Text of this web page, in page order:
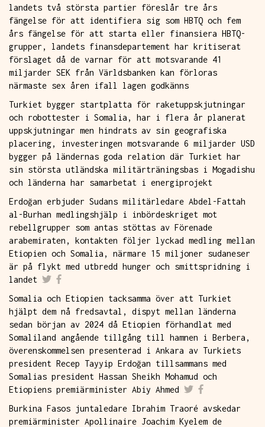
landets två största partier föreslår tre års
fängelse för att identifiera sig som HBTQ och fem
års fängelse för att starta eller finansiera HBTQ-
grupper, landets finansdepartement har kritiserat
förslaget då de varnar för att motsvarande 41
miljarder SEK från Världsbanken kan förloras
närmaste sex åren ifall lagen godkänns
Turkiet bygger startplatta för raketuppskjutningar
och robottester i Somalia, har i flera år planerat
uppskjutningar men hindrats av sin geografiska
placering, investeringen motsvarande 6 miljarder USD
bygger på ländernas goda relation där Turkiet har
sin största utländska militärträningsbas i Mogadishu
och länderna har samarbetat i energiprojekt
Erdoğan erbjuder Sudans militärledare Abdel-Fattah
al-Burhan medlingshjälp i inbördeskriget mot
rebellgrupper som antas stöttas av Förenade
arabemiraten, kontakten följer lyckad medling mellan
Etiopien och Somalia, närmare 15 miljoner sudaneser
är på flykt med utbredd hunger och smittspridning i
landet
Somalia och Etiopien tacksamma över att Turkiet
hjälpt dem nå fredsavtal, dispyt mellan länderna
sedan början av 2024 då Etiopien förhandlat med
Somaliland angående tillgång till hamnen i Berbera,
överenskommelsen presenterad i Ankara av Turkiets
president Recep Tayyip Erdoğan tillsammans med
Somalias president Hassan Sheikh Mohamud och
Etiopiens premiärminister Abiy Ahmed
Burkina Fasos juntaledare Ibrahim Traoré avskedar
premiärminister Apollinaire Joachim Kyelem de